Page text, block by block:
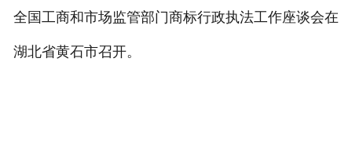
全国工商和市场监管部门商标行政执法工作座谈会在
湖北省黄石市召开。